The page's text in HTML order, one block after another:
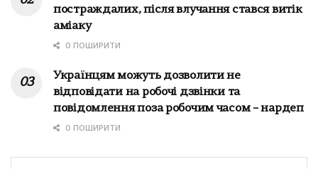
постраждалих, після влучання стався витік
аміаку
0 ПОШИРИТИ
Українцям можуть дозволити не
відповідати на робочі дзвінки та
повідомлення поза робочим часом – нардеп
0 ПОШИРИТИ